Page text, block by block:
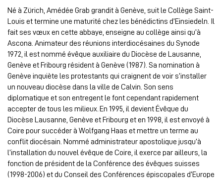
Né à Zürich, Amédée Grab grandit à Genève, suit le Collège Saint-
Louis et termine une maturité chez les bénédictins d’Einsiedeln. Il
fait ses vœux en cette abbaye, enseigne au collège ainsi qu’à
Ascona. Animateur des réunions interdiocésaines du Synode
1972, il est nommé évêque auxiliaire du Diocèse de Lausanne,
Genève et Fribourg résident à Genève (1987). Sa nomination à
Genève inquiète les protestants qui craignent de voir s’installer
un nouveau diocèse dans la ville de Calvin. Son sens
diplomatique et son entregent le font cependant rapidement
accepter de tous les milieux. En 1995, il devient Évêque du
Diocèse Lausanne, Genève et Fribourg et en 1998, il est envoyé à
Coire pour succéder à Wolfgang Haas et mettre un terme au
conflit diocésain. Nommé administrateur apostolique jusqu’à
l’installation du nouvel évêque de Coire, il exerce par ailleurs, la
fonction de président de la Conférence des évêques suisses
(1998-2006) et du Conseil des Conférences épiscopales d’Europe